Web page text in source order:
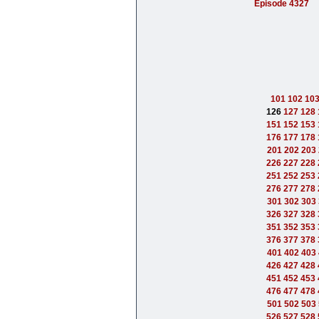
Episode 4327
101 102 103
126 127 128
151 152 153
176 177 178
201 202 203
226 227 228
251 252 253
276 277 278
301 302 303
326 327 328
351 352 353
376 377 378
401 402 403
426 427 428
451 452 453
476 477 478
501 502 503
526 527 528